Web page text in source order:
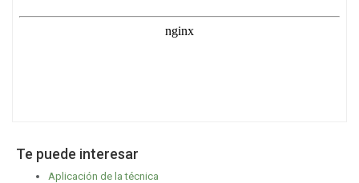
Te puede interesar
Aplicación de la técnica